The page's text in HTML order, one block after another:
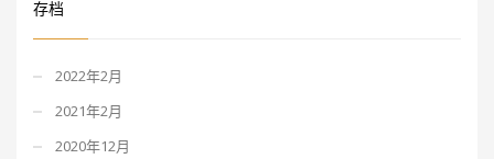
存档
2022年2月
2021年2月
2020年12月